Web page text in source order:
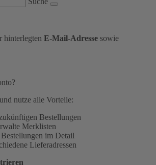
hinterlegten E-Mail-Adresse sowie
nutze alle Vorteile:
Bestellungen
Merklisten
im Detail
Lieferadressen